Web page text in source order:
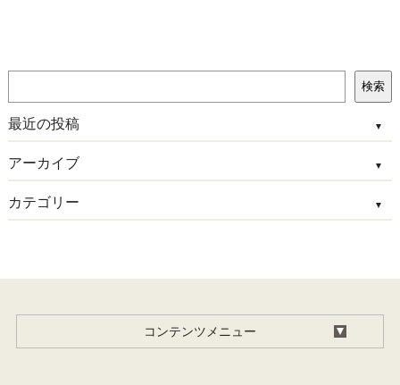
索
検索
最近の投稿
アーカイブ
カテゴリー
コンテンツメニュー